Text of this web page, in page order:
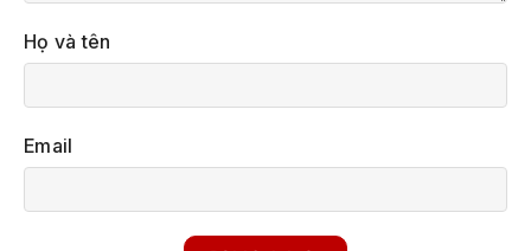
Họ và tên
Email